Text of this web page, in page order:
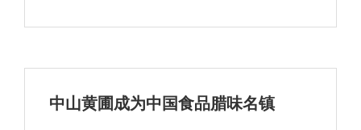
中山黄圃成为中国食品腊味名镇